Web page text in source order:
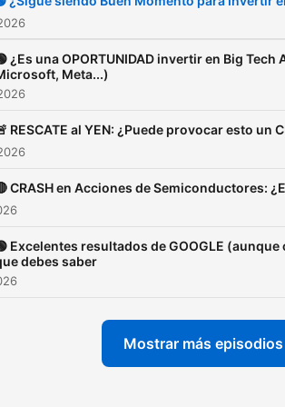
¿Es una OPORTUNIDAD invertir en Big Tech
Meta...)
RESCATE al YEN: ¿Puede provocar esto un
CRASH en Acciones de Semiconductores:
Excelentes resultados de GOOGLE (aunque
debes saber
Mostrar más episodios